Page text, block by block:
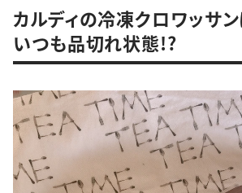
カルディの冷凍クロワッサ
いつも品切れ状態!?